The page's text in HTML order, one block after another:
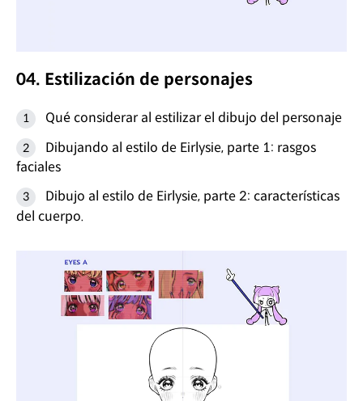
04. Estilización de personajes
Qué considerar al estilizar el dibujo del personaje
Dibujando al estilo de Eirlysie, parte 1: rasgos
faciales
Dibujo al estilo de Eirlysie, parte 2: características
del cuerpo.